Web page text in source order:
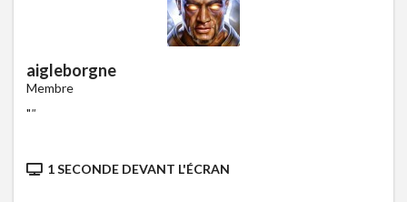
aigleborgne
Membre
""
1 SECONDE DEVANT L'ÉCRAN